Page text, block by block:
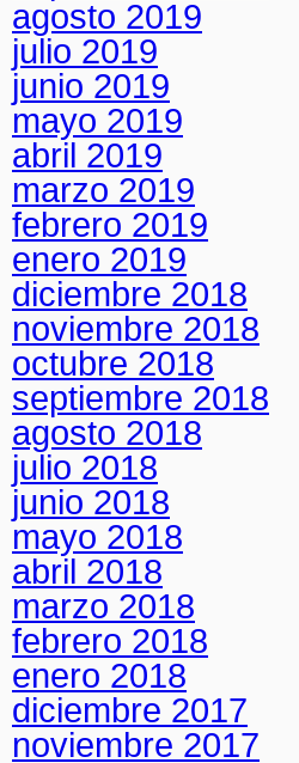
agosto 2019
julio 2019
junio 2019
mayo 2019
abril 2019
marzo 2019
febrero 2019
enero 2019
diciembre 2018
noviembre 2018
octubre 2018
septiembre 2018
agosto 2018
julio 2018
junio 2018
mayo 2018
abril 2018
marzo 2018
febrero 2018
enero 2018
diciembre 2017
noviembre 2017